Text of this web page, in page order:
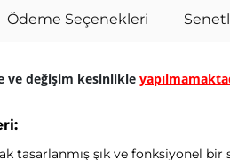
Ödeme Seçenekleri
ve değişim kesinlikle
tasarlanmış şık ve fonksiyonel